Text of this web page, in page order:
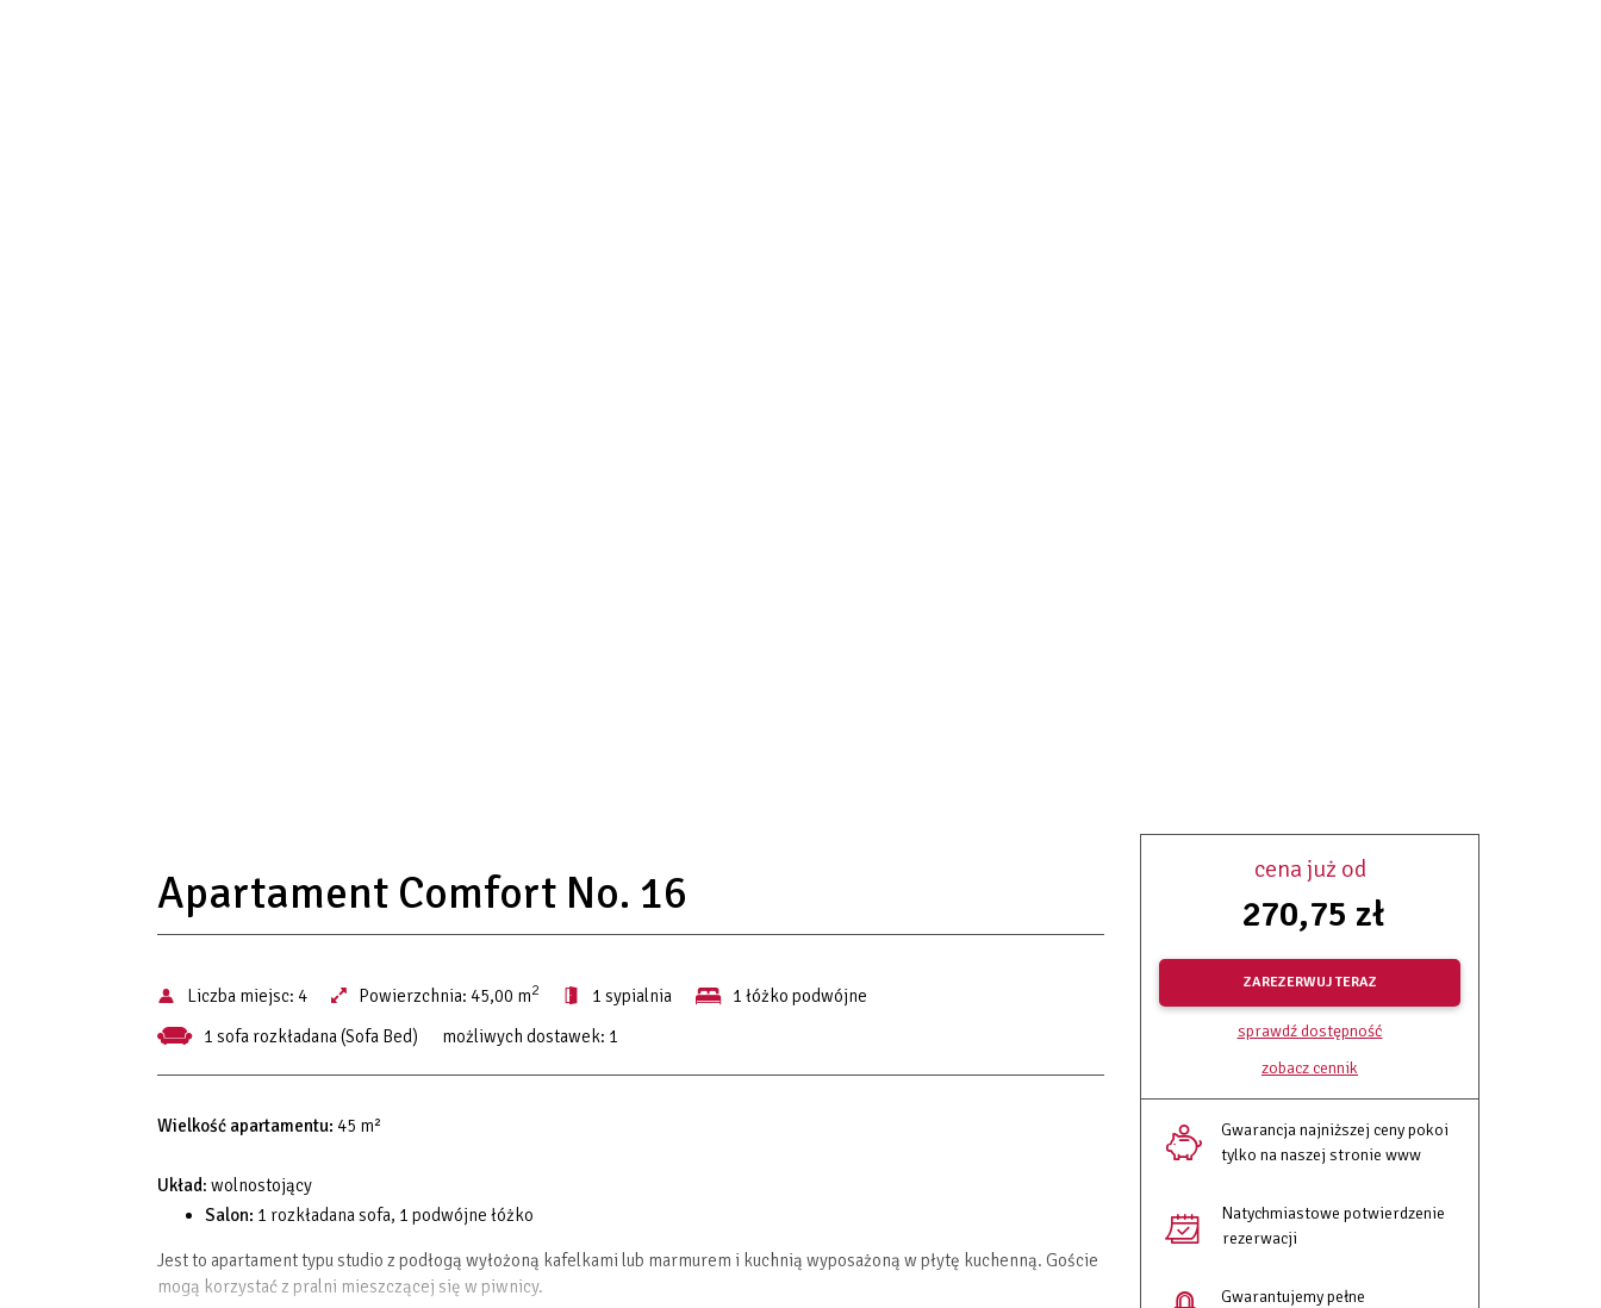
Apartament Comfort No. 16
Liczba miejsc: 4 Powierzchnia: 45,00 m2 1 sypialnia
1 łóżko podwójne
1 sofa rozkładana (Sofa Bed)
możliwych dostawek: 1
Wielkość apartamentu: 45 m²
Układ: wolnostojący
Salon: 1 rozkładana sofa, 1 podwójne łóżko
Jest to apartament typu studio z podłogą wyłożoną kafelkami lub marmurem i kuchnią wyposażoną w płytę kuchenną. Goście
mogą korzystać z pralni mieszczącej się w piwnicy.
cena już od
270,75 zł
ZAREZERWUJ TERAZ
sprawdź dostępność
zobacz cennik
Gwarancja najniższej ceny pokoi
tylko na naszej stronie www
Natychmiastowe potwierdzenie
rezerwacji
Gwarantujemy pełne